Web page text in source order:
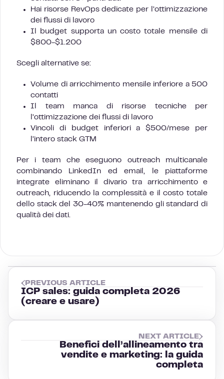
Hai risorse RevOps dedicate per l’ottimizzazione
dei flussi di lavoro
Il budget supporta un costo totale mensile di
$800-$1.200
Scegli alternative se:
Volume di arricchimento mensile inferiore a 500
contatti
Il team manca di risorse tecniche per
l’ottimizzazione dei flussi di lavoro
Vincoli di budget inferiori a $500/mese per
l’intero stack GTM
Per i team che eseguono outreach multicanale
combinando LinkedIn ed email, le piattaforme
integrate eliminano il divario tra arricchimento e
outreach, riducendo la complessità e il costo totale
dello stack del 30-40% mantenendo gli standard di
qualità dei dati.
PREVIOUS ARTICLE
ICP sales: guida completa 2026
(creare e usare)
NEXT ARTICLE
Benefici dell’allineamento tra
vendite e marketing: la guida
completa